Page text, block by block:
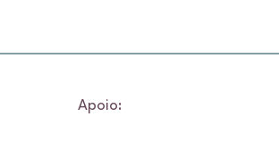
Apoio: